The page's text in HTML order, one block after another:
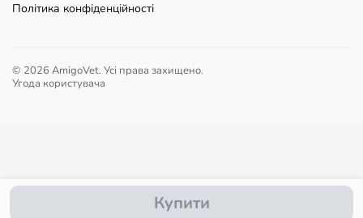
Політика конфіденційності
© 2026 AmigoVet. Усі права захищено.
Угода користувача
Купити